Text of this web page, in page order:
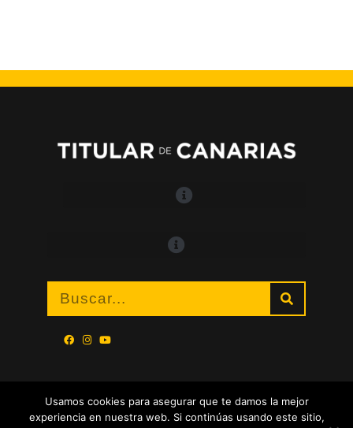
Usamos cookies para asegurar que te damos la mejor
experiencia en nuestra web. Si continúas usando este sitio,